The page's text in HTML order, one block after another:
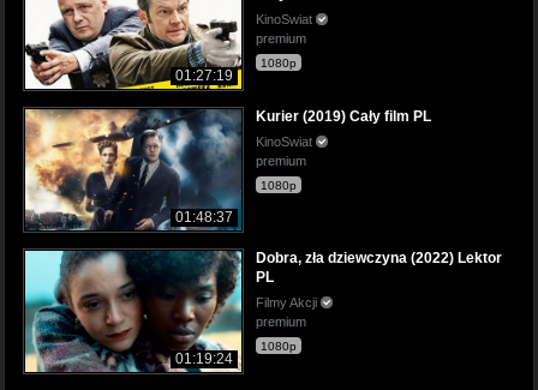
01:27:19
KinoSwiat
premium
1080p
01:48:37
Kurier (2019) Cały film PL
KinoSwiat
premium
1080p
01:19:24
Dobra, zła dziewczyna (2022) Lektor
PL
Filmy Akcji
premium
1080p